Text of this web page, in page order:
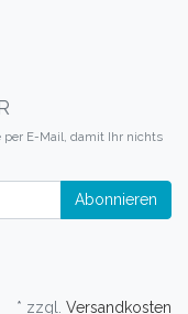
per E-Mail, damit Ihr nichts
Abonnieren
* zzgl. Versandkosten